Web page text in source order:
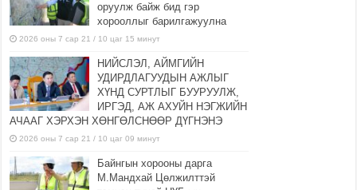
оруулж байж бид гэр
хорооллыг барилгажуулна
2026 оны 7 сар 21 / 10 цаг 15 минут
НИЙСЛЭЛ, АЙМГИЙН
УДИРДЛАГУУДЫН АЖЛЫГ
ХҮНД СУРТЛЫГ БУУРУУЛЖ,
ИРГЭД, АЖ АХУЙН НЭГЖИЙН
АЧААГ ХЭРХЭН ХӨНГӨЛСНӨӨР ДҮГНЭНЭ
2026 оны 7 сар 21 / 10 цаг 09 минут
Байнгын хорооны дарга
М.Мандхай Цөлжилттэй